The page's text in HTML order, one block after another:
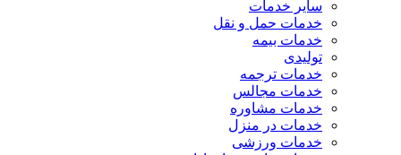
سایر خدمات
خدمات حمل و نقل
خدمات بیمه
تولیدی
خدمات ترجمه
خدمات مجالس
خدمات مشاوره
خدمات در منزل
خدمات ورزشی